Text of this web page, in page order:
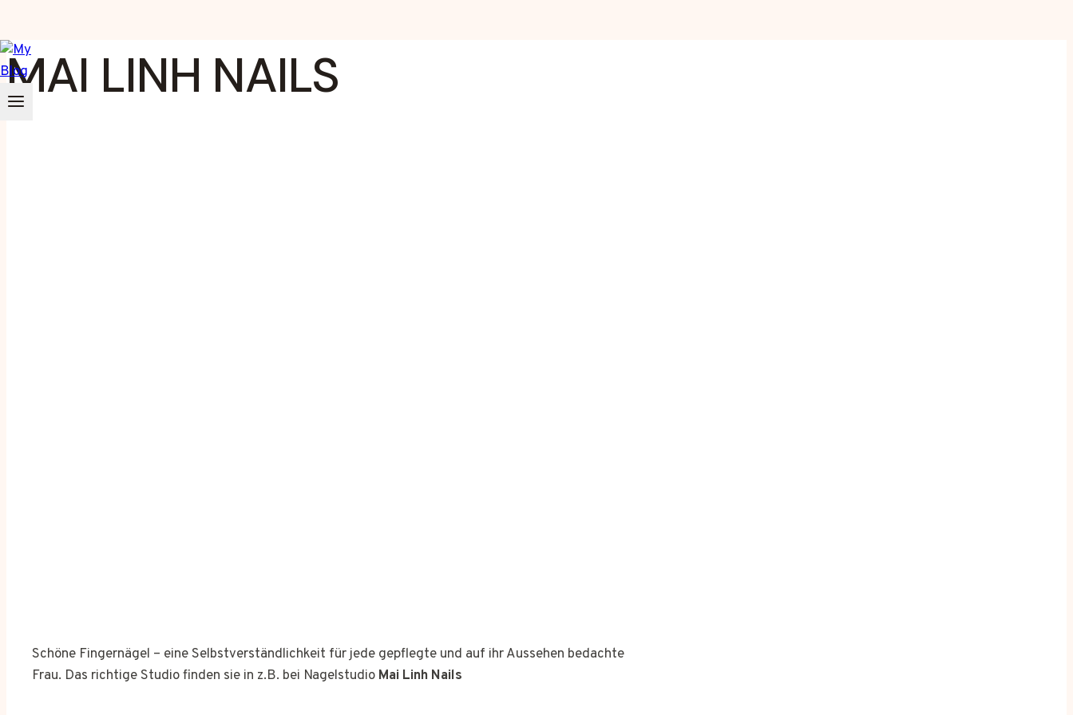
Zum
Inhalt
springen
MAI LINH NAILS
Schöne Fingernägel – eine Selbstverständlichkeit für jede gepflegte und auf ihr Aussehen bedachte
Frau. Das richtige Studio finden sie in z.B. bei Nagelstudio Mai Linh Nails